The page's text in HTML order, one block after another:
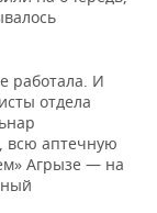
работала. И
отдела
всю аптечную
Агрызе — на